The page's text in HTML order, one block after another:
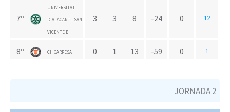
7º
UNIVERSITAT
D'ALACANT - SAN
VICENTE B
3 3 8 -24 0 12
8º CH CARPESA 0 1 13 -59 0 1
JORNADA 2